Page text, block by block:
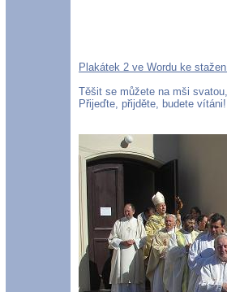
Plakátek 2 ve Wordu ke
Těšit se můžete na mši
Přijeďte, přijděte, budete vítáni!